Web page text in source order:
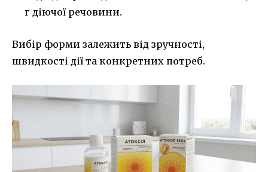
г діючої речовини.
Вибір форми залежить від зручності,
швидкості дії та конкретних потреб.